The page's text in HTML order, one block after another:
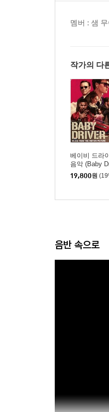
멤버 : 샘
작가의 다
베이비 드라
음악 (Baby
c From The
ture OST)
19,800원
음반 속으로